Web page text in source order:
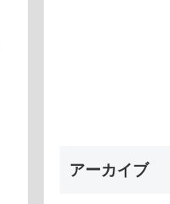
アーカイブ